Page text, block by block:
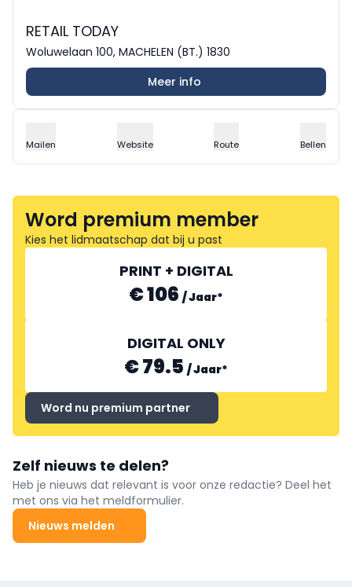
RETAIL TODAY
Woluwelaan 100, MACHELEN (BT.) 1830
Meer info
Mailen Website Route Bellen
Word premium member
Kies het lidmaatschap dat bij u past
PRINT + DIGITAL
€ 106 /Jaar*
DIGITAL ONLY
€ 79.5 /Jaar*
Word nu premium partner
Zelf nieuws te delen?
Heb je nieuws dat relevant is voor onze redactie? Deel het
met ons via het meldformulier.
Nieuws melden